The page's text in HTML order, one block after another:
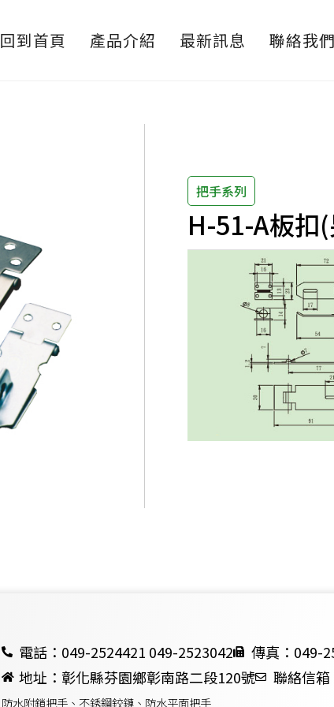
回到首頁 產品介紹 最新訊息 聯絡我們
把手系列
H-51-A板扣
電話：049-2524421 049-2523042
傳真：049-
地址：彰化縣芬園鄉彰南路二段120號
聯絡信
防水附鎖把手、不銹鋼鉸鏈、防水平面把手